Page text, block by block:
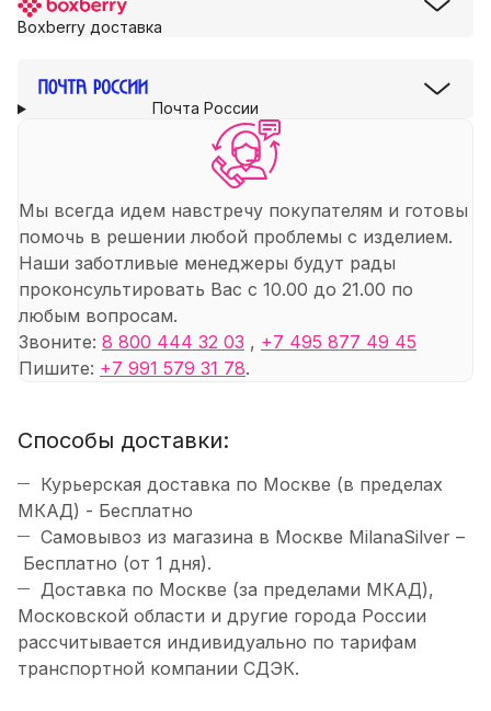
Boxberry доставка
Почта России
Мы всегда идем навстречу покупателям и готовы
помочь в решении любой проблемы с изделием.
Наши заботливые менеджеры будут рады
проконсультировать Вас с 10.00 до 21.00 по
любым вопросам.
Звоните: 8 800 444 32 03 , +7 495 877 49 45
Пишите: +7 991 579 31 78.
Способы доставки:
Курьерская доставка по Москве (в пределах
МКАД) - Бесплатно
Самовывоз из магазина в Москве MilanaSilver –
Бесплатно (от 1 дня).
Доставка по Москве (за пределами МКАД),
Московской области и другие города России
рассчитывается индивидуально по тарифам
транспортной компании СДЭК.